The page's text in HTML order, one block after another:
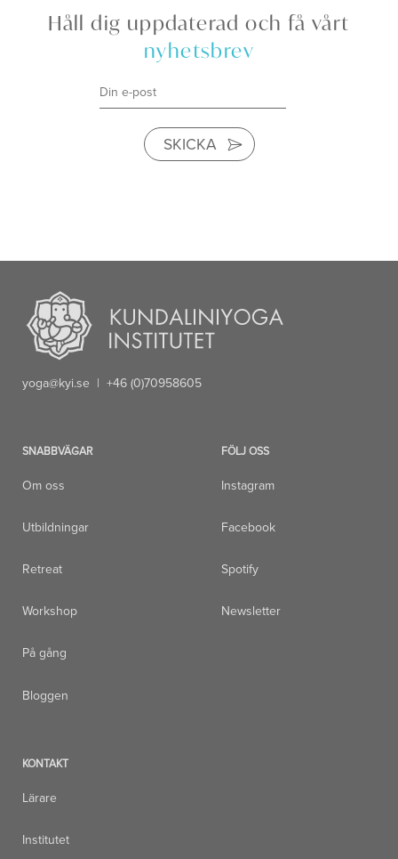
Håll dig uppdaterad och få vårt
nyhetsbrev
SKICKA
yoga@kyi.se | +46 (0)70958605
SNABBVÄGAR
Om oss
Utbildningar
Retreat
Workshop
På gång
Bloggen
FÖLJ OSS
Instagram
Facebook
Spotify
Newsletter
KONTAKT
Lärare
Institutet